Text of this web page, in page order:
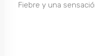
Fiebre y una